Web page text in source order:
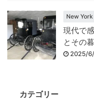
New York
現代で
とその
2025/
カテゴリー